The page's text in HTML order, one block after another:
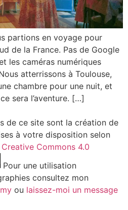
partions en voyage pour
de la France. Pas de Google
les caméras numériques
atterrissons à Toulouse,
chambre pour une nuit, et
sera l’aventure. […]
de ce site sont la création de
à votre disposition selon
Commons 4.0
Pour une utilisation
consultez mon
ou laissez-moi un message